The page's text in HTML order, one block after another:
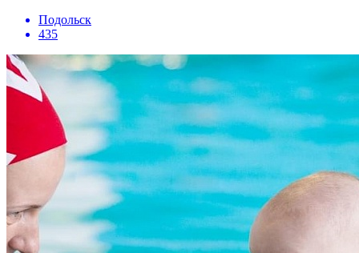
Подольск
435